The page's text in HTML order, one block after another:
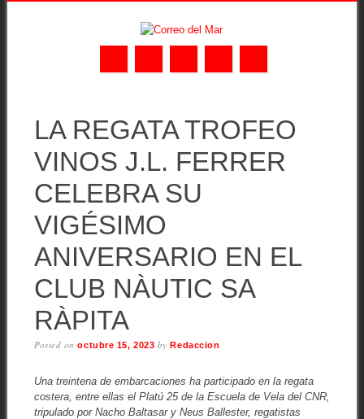
content
LA REGATA TROFEO
VINOS J.L. FERRER
CELEBRA SU
VIGÉSIMO
ANIVERSARIO EN EL
CLUB NÀUTIC SA
RÀPITA
Posted onoctubre 15, 2023 byRedaccion
Una treintena de embarcaciones ha participado en la regata
costera, entre ellas el Platú 25 de la Escuela de Vela del CNR,
tripulado por Nacho Baltasar y Neus Ballester, regatistas